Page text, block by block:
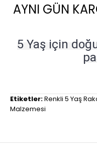
AYNI GÜN
5 Yaş için
Etiketler:Renkli 5 Yaş
Malzemesi